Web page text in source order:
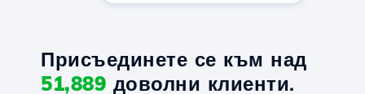
Присъединете се към над
51,889 доволни клиенти.